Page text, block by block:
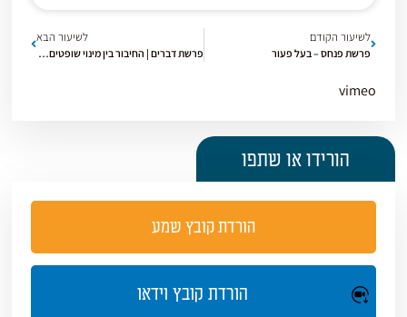
לשיעור הקודם
פרשת פנחס – בעל פעור
לשיעור הבא
פרשת דברים | החיבור בין מינוי שופטים לירושת הארץ
vimeo
הורידו או שתפו
הורדת קובץ שמע
הורדת קובץ וידאו